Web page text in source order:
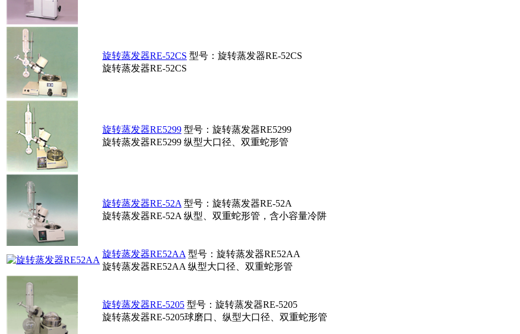
旋转蒸发器RE-52CS 型号：旋转蒸发器RE-52CS
旋转蒸发器RE-52CS
旋转蒸发器RE5299 型号：旋转蒸发器RE5299
旋转蒸发器RE5299 纵型大口径、双重蛇形管
旋转蒸发器RE-52A 型号：旋转蒸发器RE-52A
旋转蒸发器RE-52A 纵型、双重蛇形管，含小容量冷阱
旋转蒸发器RE52AA 型号：旋转蒸发器RE52AA
旋转蒸发器RE52AA 纵型大口径、双重蛇形管
旋转蒸发器RE-5205 型号：旋转蒸发器RE-5205
旋转蒸发器RE-5205球磨口、纵型大口径、双重蛇形管